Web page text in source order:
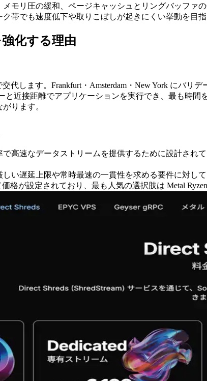
モリ圧の緩和、ページキャッシュとリングバッファ
帯でも速度低下や取りこぼしが起きにくい挙動を目指
化する理由
代します。Frankfurt・Amsterdam・New York にバリ
と近接距離でアプリケーションを実行でき、最も時
ります。
高速なデータストリームを提供するために設計され
い遅延上限や常時最速の一貫性を求める要件に対し
格が設定されており、最も人気の選択肢は Metal